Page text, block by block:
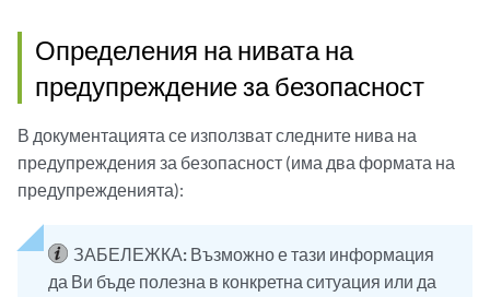
Определения на нивата на
предупреждение за безопасност
В документацията се използват следните нива на
предупреждения за безопасност (има два формата на
предупрежденията):
ЗАБЕЛЕЖКА: Възможно е тази информация
да Ви бъде полезна в конкретна ситуация или да